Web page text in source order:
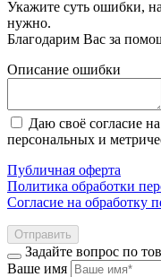
Укажите суть ошибки,
нужно.
Благодарим Вас за
Описание ошибки
Даю своё согласие
персональных и
Публичная оферта
Политика обработки
Согласие на обработку
Отправить
Задайте вопрос по
Ваше имя